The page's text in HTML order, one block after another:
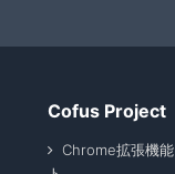
Cofus Project
Chrome拡張機